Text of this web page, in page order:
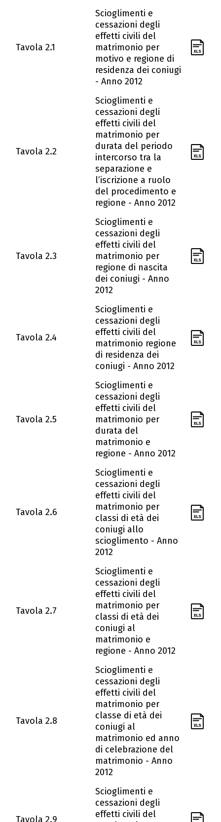
Tavola 2.1
Scioglimenti e
cessazioni degli
effetti civili del
matrimonio per
motivo e regione di
residenza dei coniugi
- Anno 2012
Tavola 2.2
Scioglimenti e
cessazioni degli
effetti civili del
matrimonio per
durata del periodo
intercorso tra la
separazione e
l’iscrizione a ruolo
del procedimento e
regione - Anno 2012
Tavola 2.3
Scioglimenti e
cessazioni degli
effetti civili del
matrimonio per
regione di nascita
dei coniugi - Anno
2012
Tavola 2.4
Scioglimenti e
cessazioni degli
effetti civili del
matrimonio regione
di residenza dei
coniugi - Anno 2012
Tavola 2.5
Scioglimenti e
cessazioni degli
effetti civili del
matrimonio per
durata del
matrimonio e
regione - Anno 2012
Tavola 2.6
Scioglimenti e
cessazioni degli
effetti civili del
matrimonio per
classi di età dei
coniugi allo
scioglimento - Anno
2012
Tavola 2.7
Scioglimenti e
cessazioni degli
effetti civili del
matrimonio per
classi di età dei
coniugi al
matrimonio e
regione - Anno 2012
Tavola 2.8
Scioglimenti e
cessazioni degli
effetti civili del
matrimonio per
classe di età dei
coniugi al
matrimonio ed anno
di celebrazione del
matrimonio - Anno
2012
Tavola 2.9
Scioglimenti e
cessazioni degli
effetti civili del